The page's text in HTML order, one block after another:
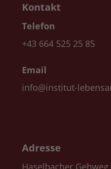
Kontakt
Telefon
+43 664 525 25 85
Email
info@institut-
Adresse
Haselbacher Gehweg